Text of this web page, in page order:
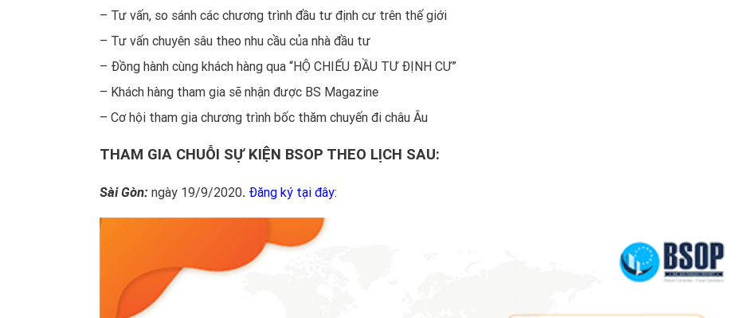
– Tư vấn, so sánh các chương trình đầu tư định cư trên thế giới
– Tư vấn chuyên sâu theo nhu cầu của nhà đầu tư
– Đồng hành cùng khách hàng qua “HỘ CHIẾU ĐẦU TƯ ĐỊNH CƯ”
– Khách hàng tham gia sẽ nhận được BS Magazine
– Cơ hội tham gia chương trình bốc thăm chuyến đi châu Âu
THAM GIA CHUỖI SỰ KIỆN BSOP THEO LỊCH SAU:
Sài Gòn: ngày 19/9/2020. Đăng ký tại đây: